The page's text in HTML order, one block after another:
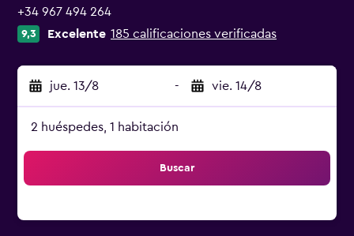
+34 967 494 264
9,3 Excelente 185 calificaciones verificadas
jue. 13/8 - vie. 14/8
2 huéspedes, 1 habitación
Buscar